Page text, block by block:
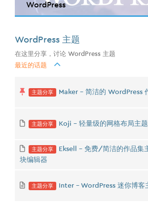
WordPress
WordPress 主题
在这里分享，讨论 WordPress 主题
最近的话题
主题分享 Maker - 简洁的 WordPress
主题分享 Koji - 轻量级的网格布局主题
主题分享
Eksell - 免费/简洁的作品集
块编辑器
主题分享 Inter - WordPress 迷你博客